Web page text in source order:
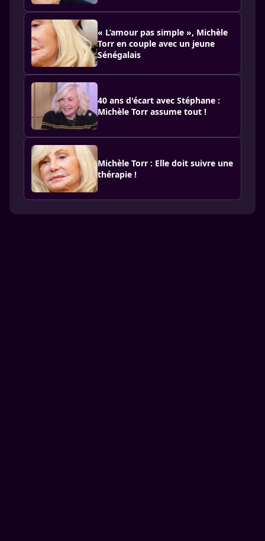
« L’amour pas simple », Michèle
Torr en couple avec un jeune
Sénégalais
40 ans d'écart avec Stéphane :
Michèle Torr assume tout !
Michèle Torr : Elle doit suivre une
thérapie !